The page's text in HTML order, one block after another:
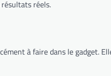
réels.
à faire dans le gadget.